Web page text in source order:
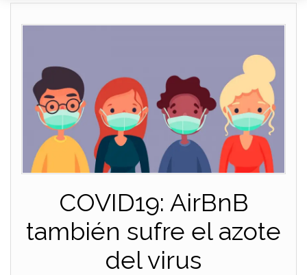
COVID19: AirBnB
también sufre el azote
del virus